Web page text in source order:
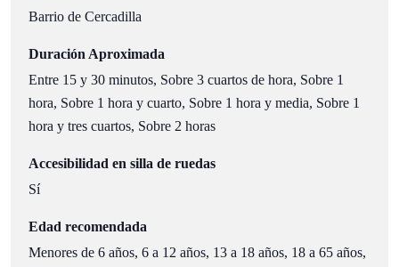
Barrio de Cercadilla
Duración Aproximada
Entre 15 y 30 minutos, Sobre 3 cuartos de hora, Sobre 1
hora, Sobre 1 hora y cuarto, Sobre 1 hora y media, Sobre 1
hora y tres cuartos, Sobre 2 horas
Accesibilidad en silla de ruedas
Sí
Edad recomendada
Menores de 6 años, 6 a 12 años, 13 a 18 años, 18 a 65 años,